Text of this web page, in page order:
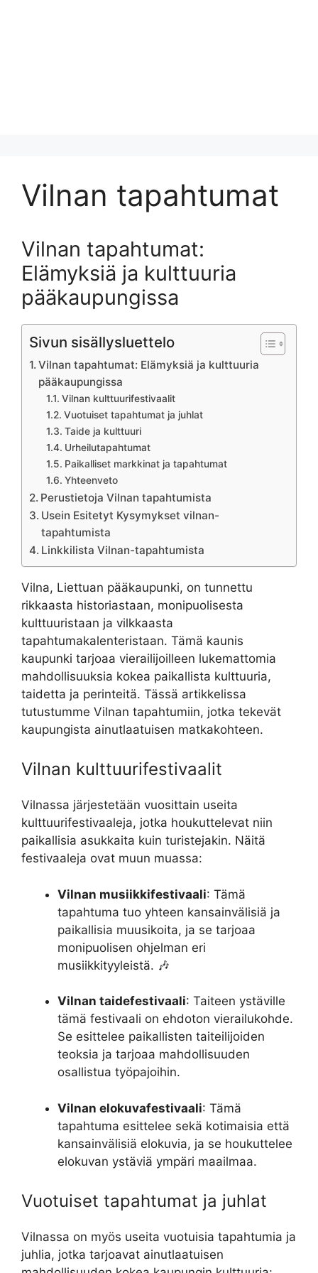
Vilnan tapahtumat
Vilnan tapahtumat:
Elämyksiä ja kulttuuria
pääkaupungissa
Sivun sisällysluettelo
Vilnan tapahtumat: Elämyksiä ja kulttuuria
pääkaupungissa
Vilnan kulttuurifestivaalit
Vuotuiset tapahtumat ja juhlat
Taide ja kulttuuri
Urheilutapahtumat
Paikalliset markkinat ja tapahtumat
Yhteenveto
Perustietoja Vilnan tapahtumista
Usein Esitetyt Kysymykset vilnan-
tapahtumista
Linkkilista Vilnan-tapahtumista
Vilna, Liettuan pääkaupunki, on tunnettu
rikkaasta historiastaan, monipuolisesta
kulttuuristaan ja vilkkaasta
tapahtumakalenteristaan. Tämä kaunis
kaupunki tarjoaa vierailijoilleen lukemattomia
mahdollisuuksia kokea paikallista kulttuuria,
taidetta ja perinteitä. Tässä artikkelissa
tutustumme Vilnan tapahtumiin, jotka tekevät
kaupungista ainutlaatuisen matkakohteen.
Vilnan kulttuurifestivaalit
Vilnassa järjestetään vuosittain useita
kulttuurifestivaaleja, jotka houkuttelevat niin
paikallisia asukkaita kuin turistejakin. Näitä
festivaaleja ovat muun muassa:
Vilnan musiikkifestivaali: Tämä
tapahtuma tuo yhteen kansainvälisiä ja
paikallisia muusikoita, ja se tarjoaa
monipuolisen ohjelman eri
musiikkityyleistä. 🎶
Vilnan taidefestivaali: Taiteen ystäville
tämä festivaali on ehdoton vierailukohde.
Se esittelee paikallisten taiteilijoiden
teoksia ja tarjoaa mahdollisuuden
osallistua työpajoihin.
Vilnan elokuvafestivaali: Tämä
tapahtuma esittelee sekä kotimaisia että
kansainvälisiä elokuvia, ja se houkuttelee
elokuvan ystäviä ympäri maailmaa.
Vuotuiset tapahtumat ja juhlat
Vilnassa on myös useita vuotuisia tapahtumia ja
juhlia, jotka tarjoavat ainutlaatuisen